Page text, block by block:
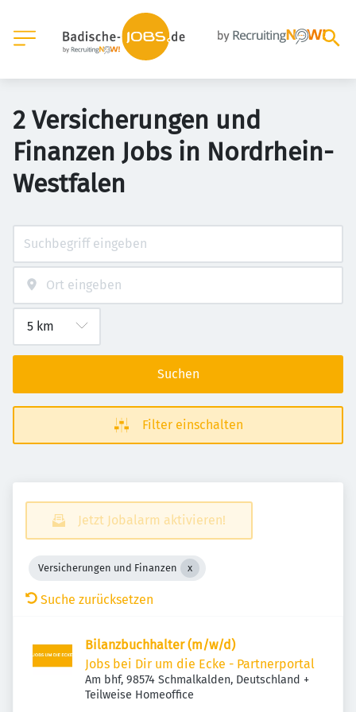
2 Versicherungen und
Finanzen Jobs in Nordrhein-
Westfalen
Suchen
Filter einschalten
Jetzt Jobalarm aktivieren!
Versicherungen und Finanzen
Suche zurücksetzen
Bilanzbuchhalter (m/w/d)
Jobs bei Dir um die Ecke - Partnerportal
Am bhf, 98574 Schmalkalden, Deutschland +
Teilweise Homeoffice